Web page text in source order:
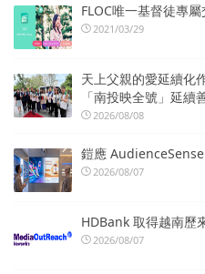
FLOC唯一基督徒專
2021/03/29
天上父親的愛延續化
「南投映全號」延續
2026/08/08
鎧應
2026/08/07
HDBank 取得越南歷
2026/08/07